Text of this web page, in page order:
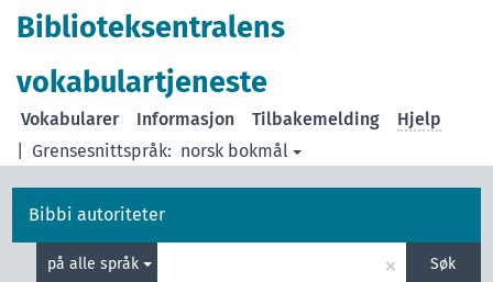
Biblioteksentralens
vokabulartjeneste
Grensesnittspråk: norsk bokmål
Vokabularer Informasjon Tilbakemelding Hjelp
Bibbi autoriteter
på alle språk × Søk